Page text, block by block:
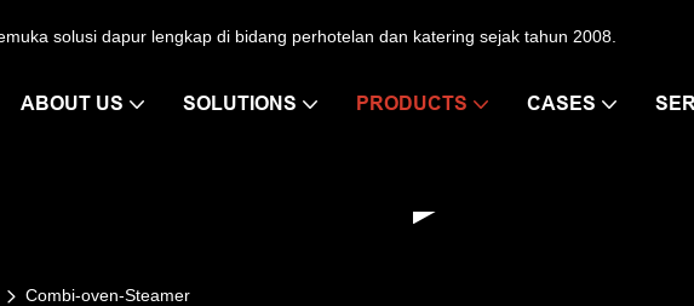
solusi dapur lengkap di bidang perhotelan dan katering sejak tahun 2008.
ABOUT US SOLUTIONS PRODUCTS CASES
Combi-oven-Steamer